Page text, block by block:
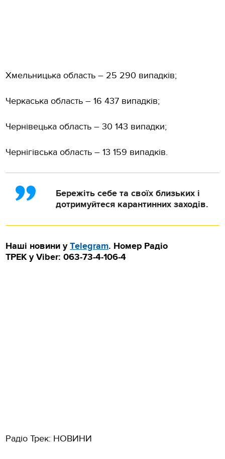
Хмельницька область – 25 290 випадків;
Черкаська область – 16 437 випадків;
Чернівецька область – 30 143 випадки;
Чернігівська область – 13 159 випадків.
Бережіть себе та своїх близьких і
дотримуйтеся карантинних заходів.
Наші новини у Тelegram. Номер Радіо
ТРЕК у Viber: 063-73-4-106-4
Радіо Трек: НОВИНИ